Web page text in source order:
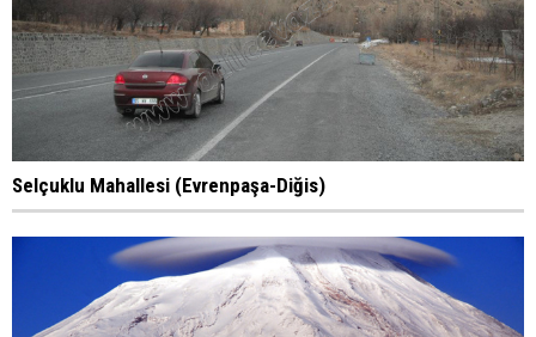
Selçuklu Mahallesi (Evrenpaşa-Diğis)